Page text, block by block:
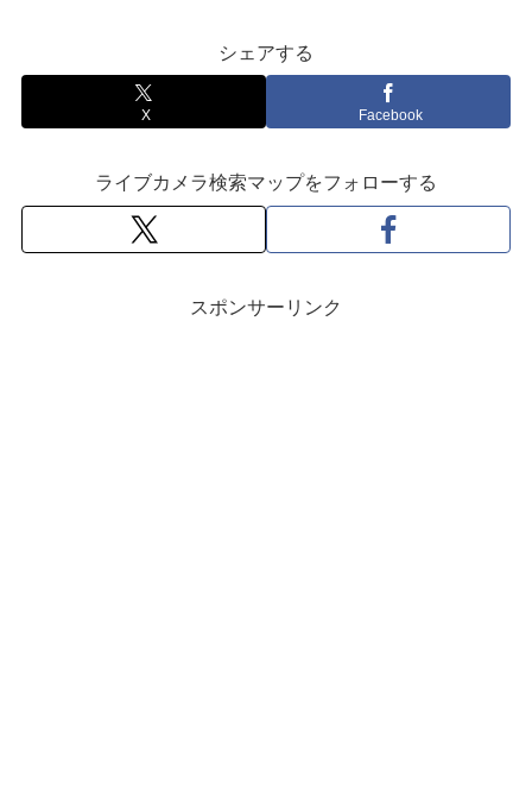
シェアする
X Facebook
ライブカメラ検索マップをフォローする
スポンサーリンク